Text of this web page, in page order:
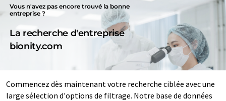
Vous n'avez pas encore trouvé la bonne
entreprise ?
La recherche d'entreprise
bionity.com
Commencez dès maintenant votre recherche ciblée avec une
large sélection d'options de filtrage. Notre base de données